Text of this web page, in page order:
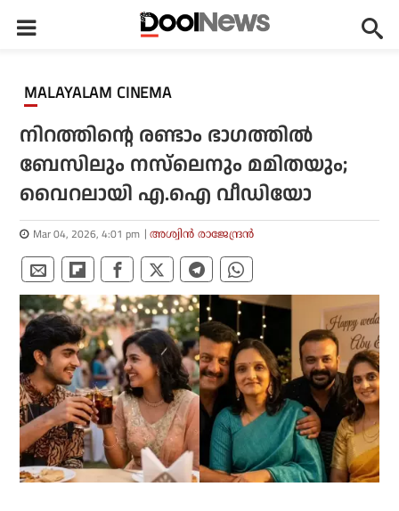
MALAYALAM CINEMA
നിറത്തിന്റെ രണ്ടാം ഭാഗത്തില്‍
ബേസിലും നസ്‌ലെനും മമിതയും;
വൈറലായി എ.ഐ വീഡിയോ
Mar 04, 2026, 4:01 pm അശ്വിന്‍ രാജേന്ദ്രന്‍